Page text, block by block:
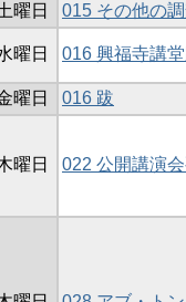
曜日
015 その他の
曜日 016 興福寺講
曜日
016 跋
曜日 022 公開講演